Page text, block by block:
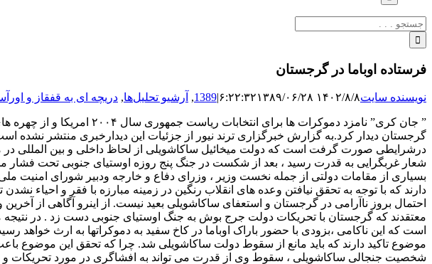
جستجو
برای:
فرستاده اوباما در گرجستان
نویسنده سایت۱۴۰۲/۸/۸ ۶:۲۲:۳۲ ۱۳۸۹/۰۶/۲۸ |
1389
, آرشیو تحلیل‌ها, دریچه ای به قفقاز و
” جان کری” نامزد دموکرات
گرجستان دیدار کرد.به گزارش خبرگزاری ترند نیور از جزئیات این دیدارخبری منتشر
شعار غربگرایی به قدرت رسید ، بعد از شکست در جنگ پنج روزه اوستیای جنوبی تحت فشار
بسیاری از مقامات دولتی از جمله نخست وزیر ، وزرای دفاع و خارجه ودبیر شورای امنیت
دارند که با توجه به تحقق نیافتن وعده های انقلاب رنگین در زمینه مبارزه با فقر و
احتمال بروز ناآرامی در گرجستان و استعفای ساکاشویلی بعید نیست. از اینرو آگاهی
معتقدند که گرجستان با تحریکات دولت جرج بوش به جنگ اوستیای جنوبی دست زد . در
است که این ناکامی ،بزودی با حضور باراک اوباما در کاخ سفید به دموکراتها به ارث خواهد
موضوع تاکید دارند که باید مانع از سقوط دولت ساکاشویلی شد. چرا که تحقق این موضوع